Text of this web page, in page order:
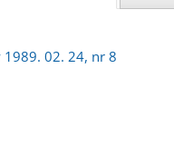
1989. 02. 24, nr 8